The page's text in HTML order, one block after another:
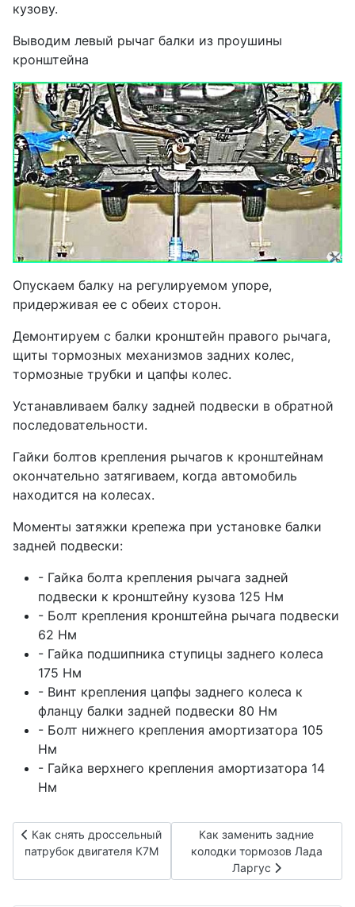
кузову.
Выводим левый рычаг балки из проушины
кронштейна
Опускаем балку на регулируемом упоре,
придерживая ее с обеих сторон.
Демонтируем с балки кронштейн правого рычага,
щиты тормозных механизмов задних колес,
тормозные трубки и цапфы колес.
Устанавливаем балку задней подвески в обратной
последовательности.
Гайки болтов крепления рычагов к кронштейнам
окончательно затягиваем, когда автомобиль
находится на колесах.
Моменты затяжки крепежа при установке балки
задней подвески:
- Гайка болта крепления рычага задней
подвески к кронштейну кузова 125 Нм
- Болт крепления кронштейна рычага подвески
62 Нм
- Гайка подшипника ступицы заднего колеса
175 Нм
- Винт крепления цапфы заднего колеса к
фланцу балки задней подвески 80 Нм
- Болт нижнего крепления амортизатора 105
Нм
- Гайка верхнего крепления амортизатора 14
Нм
Предыдущий: Как снять дроссельный патрубок двигателя
Как снять дроссельный
патрубок двигателя К7М
Следующий: Как заменить
Как заменить задние
колодки тормозов Лада
Ларгус